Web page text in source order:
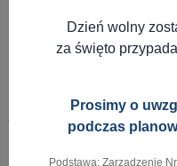
WWW.OBRYTE.PL
Dzień wolny
za święto
Prosimy o
podczas
Podstawa: Zarządzenie